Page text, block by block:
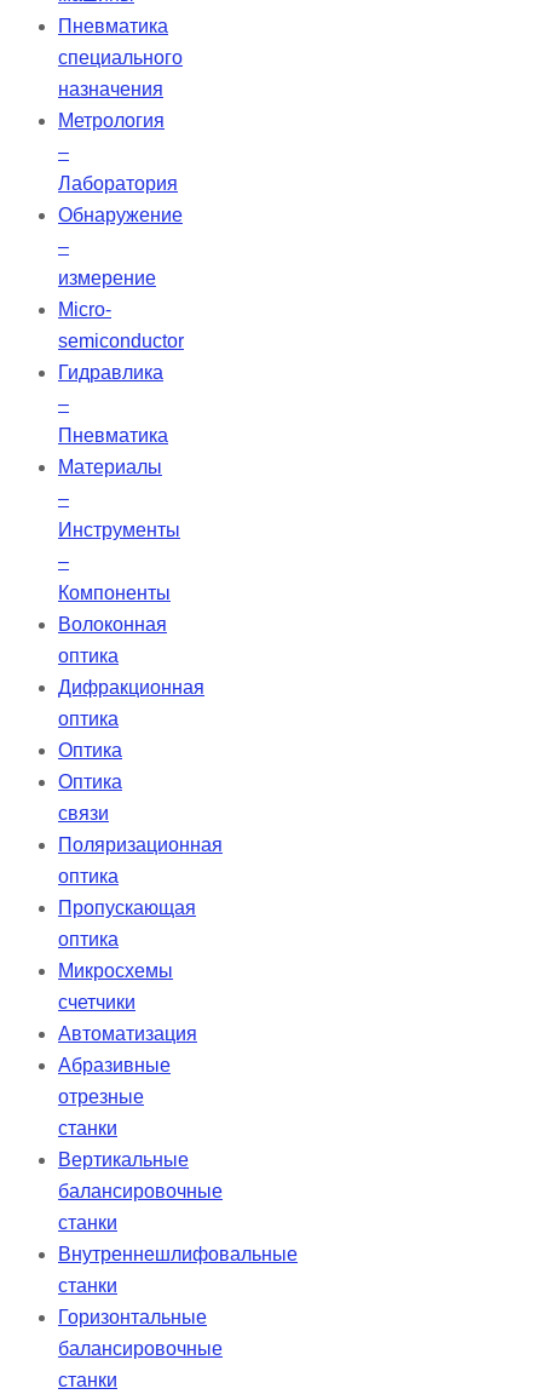
Пневматика
специального
назначения
Метрология
–
Лаборатория
Обнаружение
–
измерение
Micro-
semiconductor
Гидравлика
–
Пневматика
Материалы
–
Инструменты
–
Компоненты
Волоконная
оптика
Дифракционная
оптика
Оптика
Оптика
связи
Поляризационная
оптика
Пропускающая
оптика
Микросхемы
счетчики
Автоматизация
Абразивные
отрезные
станки
Вертикальные
балансировочные
станки
Внутреннешлифовальные
станки
Горизонтальные
балансировочные
станки